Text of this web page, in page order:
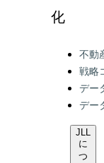
化
Categories:
不動
戦略
デー
デー
JLL
に
つ